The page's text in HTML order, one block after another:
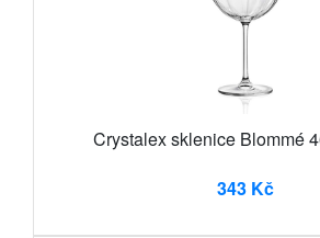
Crystalex sklenice Blommé
343 Kč